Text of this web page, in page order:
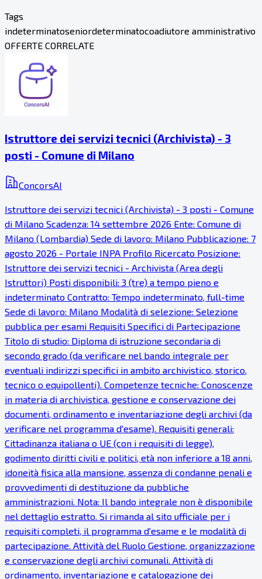
Tags
indeterminatoseniordeterminatocoadiutore amministrativo
OFFERTE CORRELATE
Istruttore dei servizi tecnici (Archivista) - 3
posti - Comune di Milano
ConcorsAI
Istruttore dei servizi tecnici (Archivista) - 3 posti - Comune
di Milano Scadenza: 14 settembre 2026 Ente: Comune di
Milano (Lombardia) Sede di lavoro: Milano Pubblicazione: 7
agosto 2026 - Portale INPA Profilo Ricercato Posizione:
Istruttore dei servizi tecnici - Archivista (Area degli
Istruttori) Posti disponibili: 3 (tre) a tempo pieno e
indeterminato Contratto: Tempo indeterminato, full-time
Sede di lavoro: Milano Modalità di selezione: Selezione
pubblica per esami Requisiti Specifici di Partecipazione
Titolo di studio: Diploma di istruzione secondaria di
secondo grado (da verificare nel bando integrale per
eventuali indirizzi specifici in ambito archivistico, storico,
tecnico o equipollenti). Competenze tecniche: Conoscenze
in materia di archivistica, gestione e conservazione dei
documenti, ordinamento e inventariazione degli archivi (da
verificare nel programma d'esame). Requisiti generali:
Cittadinanza italiana o UE (con i requisiti di legge),
godimento diritti civili e politici, età non inferiore a 18 anni,
idoneità fisica alla mansione, assenza di condanne penali e
provvedimenti di destituzione da pubbliche
amministrazioni. Nota: Il bando integrale non è disponibile
nel dettaglio estratto. Si rimanda al sito ufficiale per i
requisiti completi, il programma d'esame e le modalità di
partecipazione. Attività del Ruolo Gestione, organizzazione
e conservazione degli archivi comunali. Attività di
ordinamento, inventariazione e catalogazione dei